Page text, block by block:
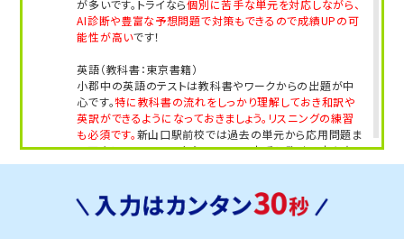
が多いです。トライなら個別に苦手な単元を対応しながら、
AI診断や豊富な予想問題で対策もできるので成績UPの可
能性が高いです！
英語（教科書：東京書籍）
小郡中の英語のテストは教科書やワークからの出題が中
心です。特に教科書の流れをしっかり理解しておき和訳や
英訳ができるようになっておきましょう。リスニングの練習
も必須です。新山口駅前校では過去の単元から応用問題ま
で丁寧にフォローし、安心してテスト本番に臨める力を育
てます。
人気のコース
・定期テスト・内申点対策コース